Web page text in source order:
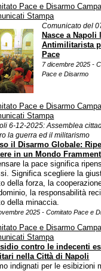
Pace e Disarmo
Stampa
Comunicato del
Nasce a Napoli
Antimilitarista
Pace
7 dicembre 2025 -
Pace e Disarmo
Pace e Disarmo
Stampa
6-12-2025: Assemblea
la guerra ed il militarismo
il Disarmo Globale:
in un Mondo
la pace significa
Significa scegliere la
della forza, la
la responsabilità
della minaccia.
2025 - Comitato Pace e
Pace e Disarmo
Stampa
contro le indecenti
nella Città di Napoli
indignati per le esibizioni